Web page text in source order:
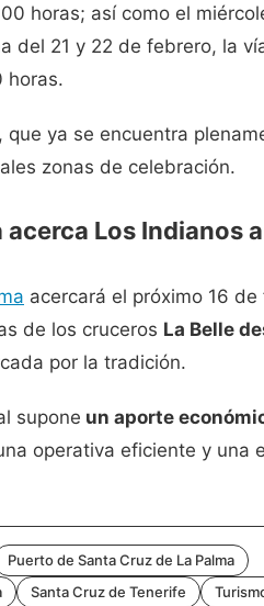
horas; así como el
del 21 y 22 de febrero, la
horas.
, que ya se encuentra
zonas de celebración.
acerca Los Indianos
acercará el próximo 16
de los cruceros La Belle
por la tradición.
supone un aporte
operativa eficiente y una
Puerto de Santa Cruz de La Palma
Santa Cruz de Tenerife